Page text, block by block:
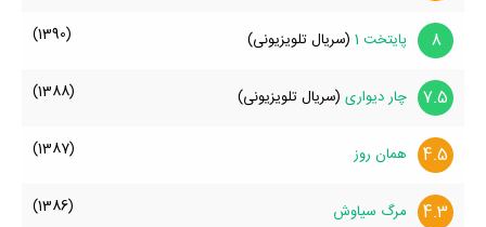
8 پایتخت 1 (سریال تلویزیونی) (1390)
7.5 چار دیواری (سریال تلویزیونی) (1388)
4.5 همان روز (1387)
4.3 مرگ سیاوش (1386)